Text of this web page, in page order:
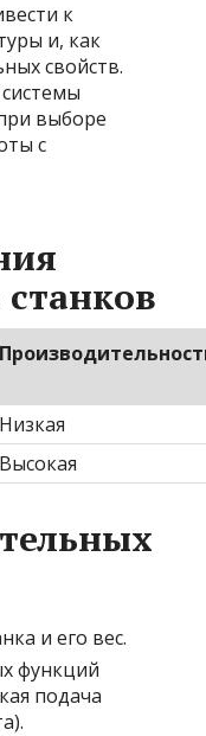
к
и, как
свойств.
выборе
с
Низкая
Высокая
и его вес.
функций
подача